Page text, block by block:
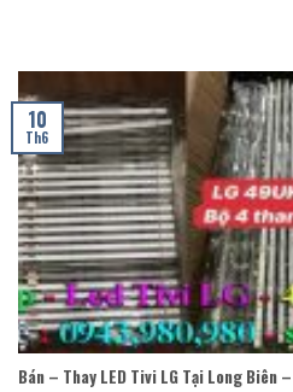
Bán – Thay LED Tivi LG Tại Long
10
Th6